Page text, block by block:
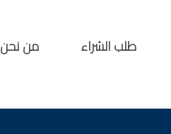
طلب الشراء من نحن